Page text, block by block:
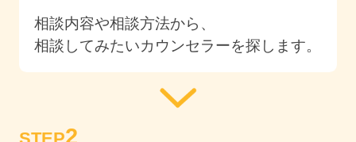
相談内容や相談方法から、
相談してみたいカウンセラーを探します。
2